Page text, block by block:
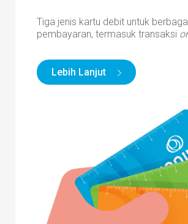
Tiga jenis kartu debit untuk
pembayaran, termasuk transaksi
Lebih Lanjut